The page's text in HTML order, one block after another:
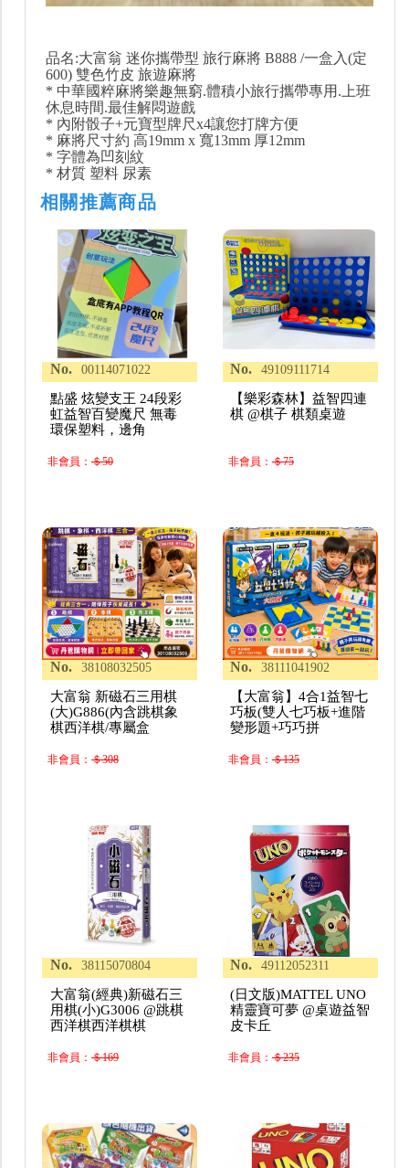
品名:大富翁 迷你攜帶型 旅行麻將 B888 /一盒入(定
600) 雙色竹皮 旅遊麻將
* 中華國粹麻將樂趣無窮.體積小旅行攜帶專用.上班
休息時間.最佳解悶遊戲
* 內附骰子+元寶型牌尺x4讓您打牌方便
* 麻將尺寸約 高19mm x 寬13mm 厚12mm
* 字體為凹刻紋
* 材質 塑料 尿素
相關推薦商品
No. 00114071022
點盛 炫變支王 24段彩
虹益智百變魔尺 無毒
環保塑料，邊角
非會員：＄50
No. 49109111714
【樂彩森林】益智四連
棋 @棋子 棋類桌遊
非會員：＄75
No. 38108032505
大富翁 新磁石三用棋
(大)G886(內含跳棋象
棋西洋棋/專屬盒
非會員：＄308
No. 38111041902
【大富翁】4合1益智七
巧板(雙人七巧板+進階
變形題+巧巧拼
非會員：＄135
No. 38115070804
大富翁(經典)新磁石三
用棋(小)G3006 @跳棋
西洋棋西洋棋棋
非會員：＄169
No. 49112052311
(日文版)MATTEL UNO
精靈寶可夢 @桌遊益智
皮卡丘
非會員：＄235